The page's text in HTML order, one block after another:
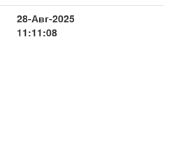
28-Авг-2025
11:11:08